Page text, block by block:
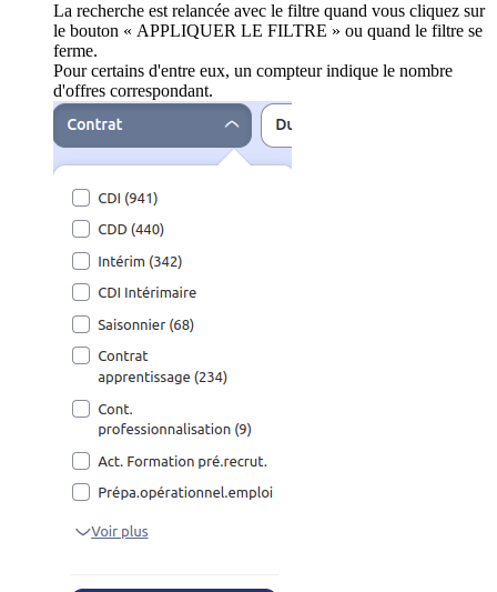
La recherche est relancée avec le filtre quand vous cliquez sur
le bouton « APPLIQUER LE FILTRE » ou quand le filtre se
ferme.
Pour certains d'entre eux, un compteur indique le nombre
d'offres correspondant.